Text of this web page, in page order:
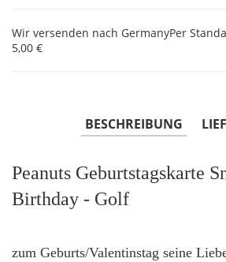
Wir versenden nach GermanyPer
5,00 €
BESCHREIBUNG
Peanuts Geburtstagskarte
Birthday - Golf
zum Geburts/Valentinstag seine